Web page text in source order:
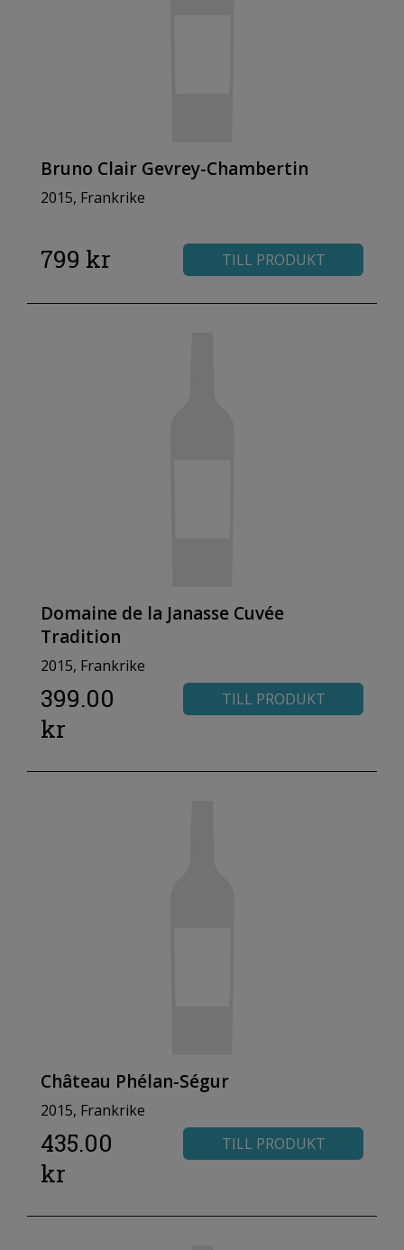
Bruno Clair Gevrey-Chambertin
2015, Frankrike
799 kr TILL PRODUKT
Domaine de la Janasse Cuvée
Tradition
2015, Frankrike
399.00
kr
TILL PRODUKT
Château Phélan-Ségur
2015, Frankrike
435.00
kr
TILL PRODUKT